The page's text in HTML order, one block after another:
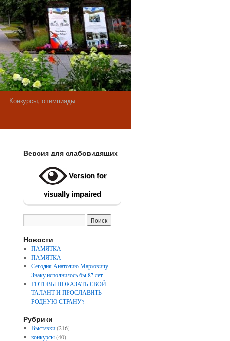
Конкурсы, олимпиады
Версия для слабовидящих
Version for
visually impaired
Новости
ПАМЯТКА
ПАМЯТКА
Сегодня Анатолию Марковичу
Знаку исполнилось бы 87 лет
ГОТОВЫ ПОКАЗАТЬ СВОЙ
ТАЛАНТ И ПРОСЛАВИТЬ
РОДНУЮ СТРАНУ?
Рубрики
Выставки(216)
конкурсы(40)